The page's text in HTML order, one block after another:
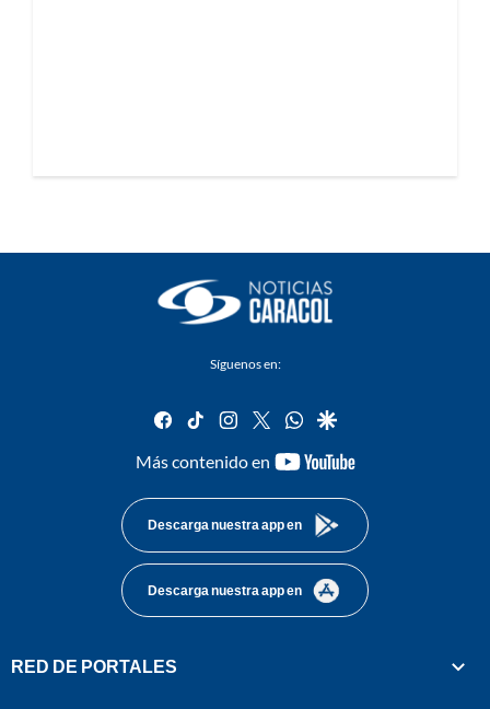
Síguenos en:
facebook
tiktok instagram
twitterwhatsapp
google
Más contenido en
youtube-
Descarga nuestra app en
Descarga nuestra app en
RED DE PORTALES